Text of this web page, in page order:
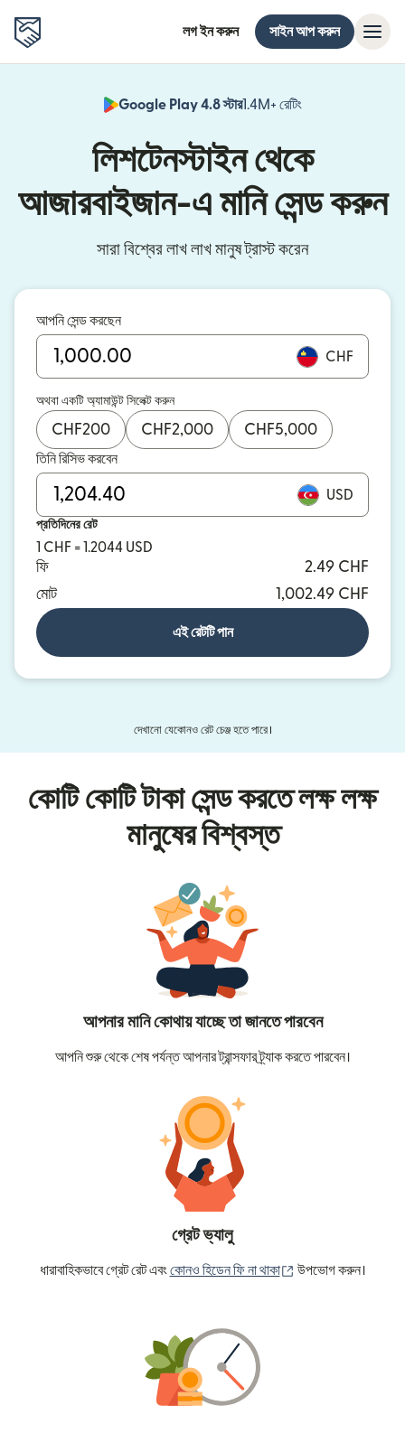
লগ ইন করুন সাইন আপ করুন
Google Play 4.8 স্টার1.4M+ রেটিং
লিশটেনস্টাইন থেকে
আজারবাইজান-এ মানি সেন্ড করুন
সারা বিশ্বের লাখ লাখ মানুষ ট্রাস্ট করেন
আপনি সেন্ড করছেন
CHF
অথবা একটি অ্যামাউন্ট সিলেক্ট করুন
CHF200 CHF2,000 CHF5,000
তিনি রিসিভ করবেন
USD
প্রতিদিনের রেট
1 CHF = 1.2044 USD
ফি
2.49 CHF
মোট
1,002.49 CHF
এই রেটটি পান
দেখানো যেকোনও রেট চেঞ্জ হতে পারে।
কোটি কোটি টাকা সেন্ড করতে লক্ষ লক্ষ
মানুষের বিশ্বস্ত
আপনার মানি কোথায় যাচ্ছে তা জানতে পারবেন
আপনি শুরু থেকে শেষ পর্যন্ত আপনার ট্রান্সফার ট্র্যাক করতে পারবেন।
গ্রেট ভ্যালু
ধারাবাহিকভাবে গ্রেট রেট এবংকোনও হিডেন ফি না থাকা (নতুন উইন্ডোতে খুলবে)
উপভোগ করুন।